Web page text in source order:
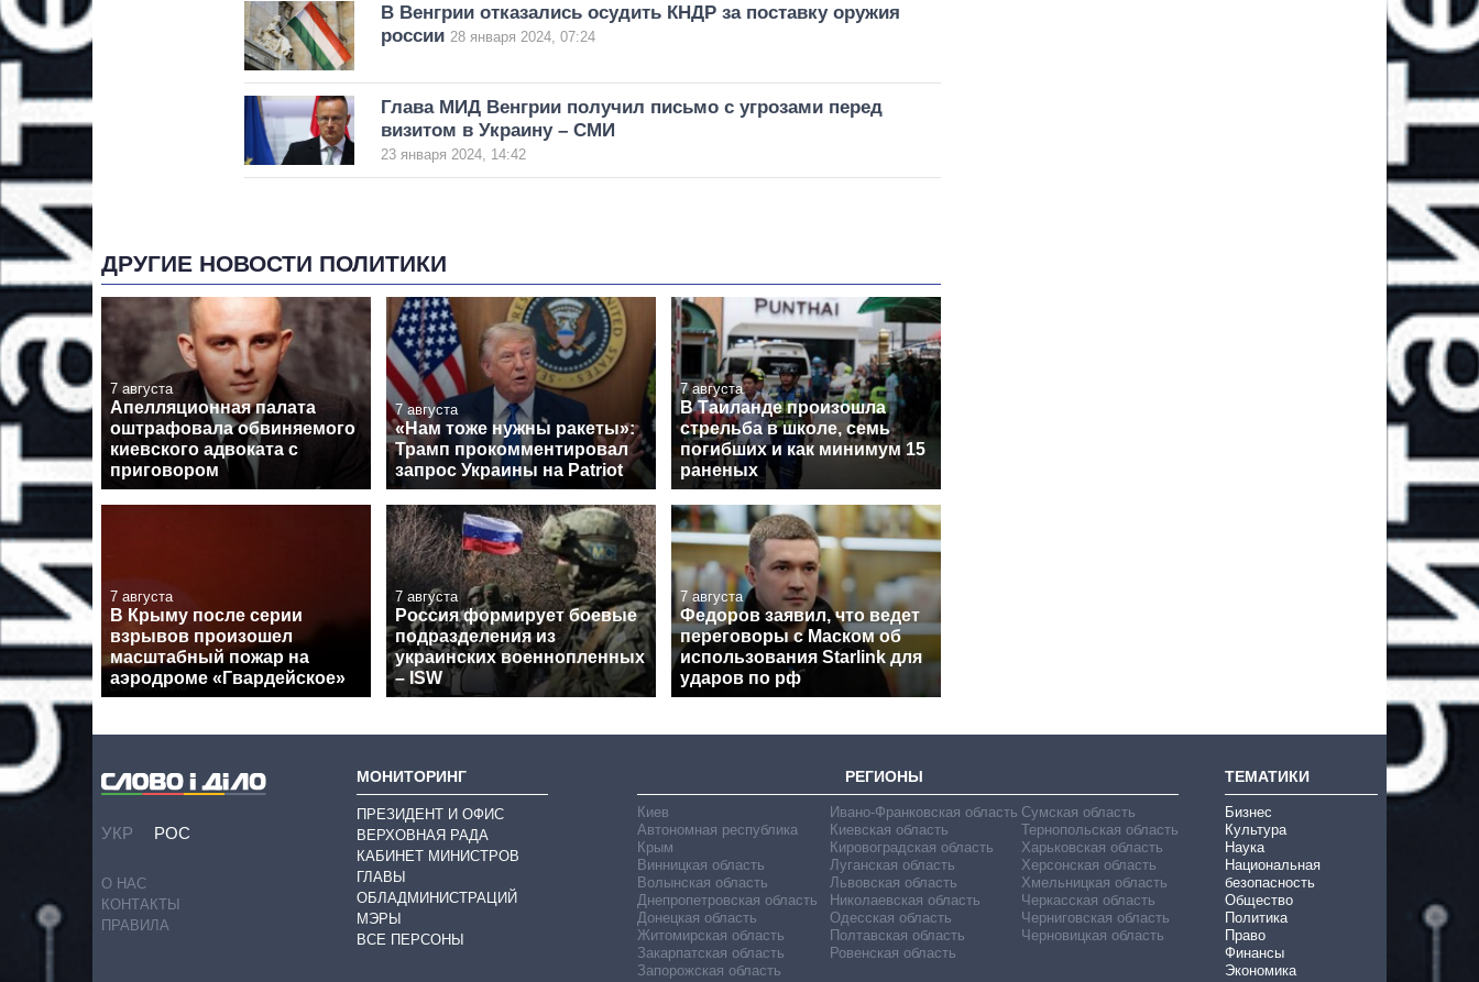
В Венгрии отказались осудить КНДР за поставку оружия
россии 28 января 2024, 07:24
Глава МИД Венгрии получил письмо с угрозами перед
визитом в Украину – СМИ
23 января 2024, 14:42
ДРУГИЕ НОВОСТИ ПОЛИТИКИ
7 августа
Апелляционная палата
оштрафовала обвиняемого
киевского адвоката с
приговором
7 августа
«Нам тоже нужны ракеты»:
Трамп прокомментировал
запрос Украины на Patriot
7 августа
В Таиланде произошла
стрельба в школе, семь
погибших и как минимум 15
раненых
7 августа
В Крыму после серии
взрывов произошел
масштабный пожар на
аэродроме «Гвардейское»
7 августа
Россия формирует боевые
подразделения из
украинских военнопленных
– ISW
7 августа
Федоров заявил, что ведет
переговоры с Маском об
использования Starlink для
ударов по рф
УКР РОС
О НАС
КОНТАКТЫ
ПРАВИЛА
МОНИТОРИНГ
ПРЕЗИДЕНТ И ОФИС
ВЕРХОВНАЯ РАДА
КАБИНЕТ МИНИСТРОВ
ГЛАВЫ
ОБЛАДМИНИСТРАЦИЙ
МЭРЫ
ВСЕ ПЕРСОНЫ
РЕГИОНЫ
Киев
Автономная республика
Крым
Винницкая область
Волынская область
Днепропетровская область
Донецкая область
Житомирская область
Закарпатская область
Запорожская область
Ивано-Франковская область
Киевская область
Кировоградская область
Луганская область
Львовская область
Николаевская область
Одесская область
Полтавская область
Ровенская область
Сумская область
Тернопольская область
Харьковская область
Херсонская область
Хмельницкая область
Черкасская область
Черниговская область
Черновицкая область
ТЕМАТИКИ
Бизнес
Культура
Наука
Национальная
безопасность
Общество
Политика
Право
Финансы
Экономика